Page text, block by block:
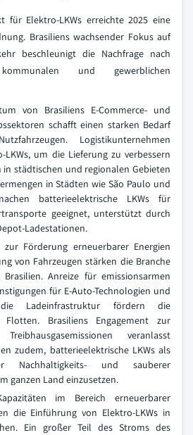
für Elektro-LKWs erreichte 2025 eine
Brasiliens wachsender Fokus auf
beschleunigt die Nachfrage nach
und gewerblichen
von Brasiliens E-Commerce- und
schafft einen starken Bedarf
Logistikunternehmen
LKWs, um die Lieferung zu verbessern
städtischen und regionalen Gebieten
in Städten wie São Paulo und
batterieelektrische LKWs für
geeignet, unterstützt durch
Ladestationen.
zur Förderung erneuerbarer Energien
von Fahrzeugen stärken die Branche
Anreize für emissionsarmen
für E-Auto-Technologien und
Ladeinfrastruktur fördern die
Flotten. Brasiliens Engagement zur
veranlasst
zudem, batterieelektrische LKWs als
Nachhaltigkeits- und sauberer
ganzen Land einzusetzen.
im Bereich erneuerbarer
die Einführung von Elektro-LKWs in
Ein großer Teil des Stroms des